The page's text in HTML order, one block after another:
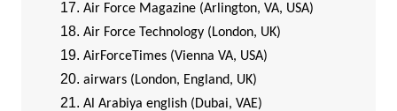
Air Force Magazine (Arlington, VA, USA)
Air Force Technology (London, UK)
AirForceTimes (Vienna VA, USA)
airwars (London, England, UK)
Al Arabiya english (Dubai, VAE)